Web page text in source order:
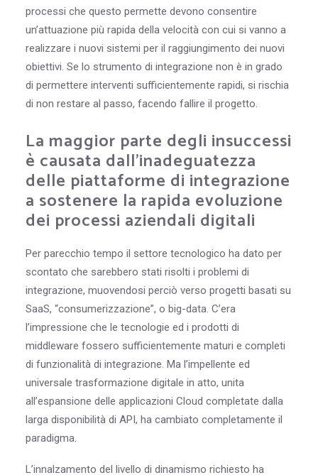
processi che questo permette devono consentire
un’attuazione più rapida della velocità con cui si vanno a
realizzare i nuovi sistemi per il raggiungimento dei nuovi
obiettivi. Se lo strumento di integrazione non è in grado
di permettere interventi sufficientemente rapidi, si rischia
di non restare al passo, facendo fallire il progetto.
La maggior parte degli insuccessi
è causata dall’inadeguatezza
delle piattaforme di integrazione
a sostenere la rapida evoluzione
dei processi aziendali digitali
Per parecchio tempo il settore tecnologico ha dato per
scontato che sarebbero stati risolti i problemi di
integrazione, muovendosi perciò verso progetti basati su
SaaS, “consumerizzazione”, o big-data. C’era
l’impressione che le tecnologie ed i prodotti di
middleware fossero sufficientemente maturi e completi
di funzionalità di integrazione. Ma l’impellente ed
universale trasformazione digitale in atto, unita
all’espansione delle applicazioni Cloud completate dalla
larga disponibilità di API, ha cambiato completamente il
paradigma.
L’innalzamento del livello di dinamismo richiesto ha